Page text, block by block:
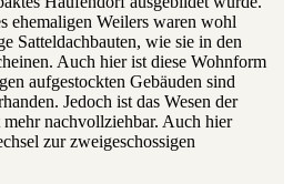
ehemaligen Weilers waren wohl
Satteldachbauten, wie sie in den
Auch hier ist diese Wohnform
aufgestockten Gebäuden sind
Jedoch ist das Wesen der
nachvollziehbar. Auch hier
zur zweigeschossigen